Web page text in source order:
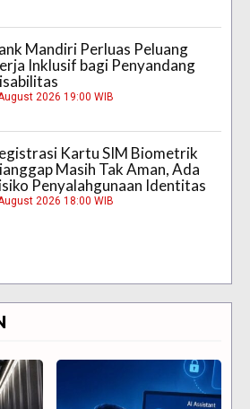
Mandiri Perluas Peluang
Inklusif bagi Penyandang
2026 19:00 WIB
Kartu SIM Biometrik
Masih Tak Aman, Ada
Penyalahgunaan Identitas
2026 18:00 WIB